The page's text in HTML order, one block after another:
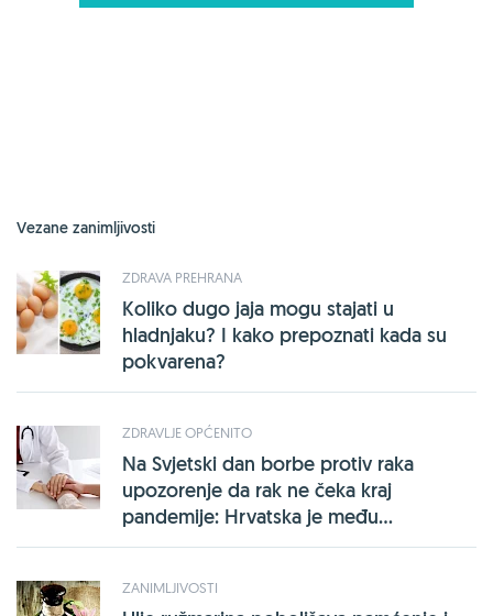
Vezane zanimljivosti
ZDRAVA PREHRANA
Koliko dugo jaja mogu stajati u
hladnjaku? I kako prepoznati kada su
pokvarena?
ZDRAVLJE OPĆENITO
Na Svjetski dan borbe protiv raka
upozorenje da rak ne čeka kraj
pandemije: Hrvatska je među...
ZANIMLJIVOSTI